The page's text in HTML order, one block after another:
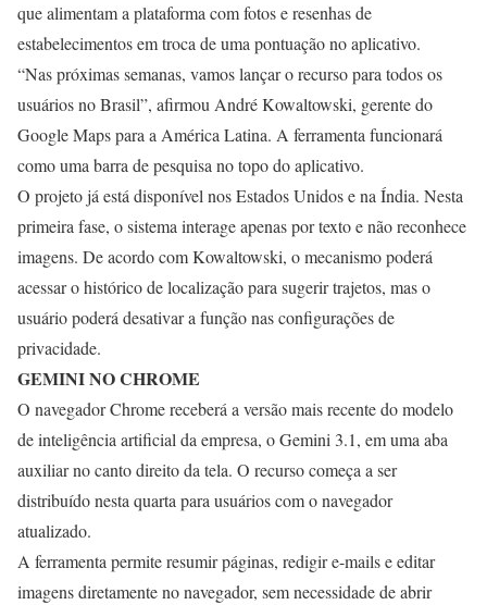
que alimentam a plataforma com fotos e resenhas de
estabelecimentos em troca de uma pontuação no aplicativo.
“Nas próximas semanas, vamos lançar o recurso para todos os
usuários no Brasil”, afirmou André Kowaltowski, gerente do
Google Maps para a América Latina. A ferramenta funcionará
como uma barra de pesquisa no topo do aplicativo.
O projeto já está disponível nos Estados Unidos e na Índia. Nesta
primeira fase, o sistema interage apenas por texto e não reconhece
imagens. De acordo com Kowaltowski, o mecanismo poderá
acessar o histórico de localização para sugerir trajetos, mas o
usuário poderá desativar a função nas configurações de
privacidade.
GEMINI NO CHROME
O navegador Chrome receberá a versão mais recente do modelo
de inteligência artificial da empresa, o Gemini 3.1, em uma aba
auxiliar no canto direito da tela. O recurso começa a ser
distribuído nesta quarta para usuários com o navegador
atualizado.
A ferramenta permite resumir páginas, redigir e-mails e editar
imagens diretamente no navegador, sem necessidade de abrir